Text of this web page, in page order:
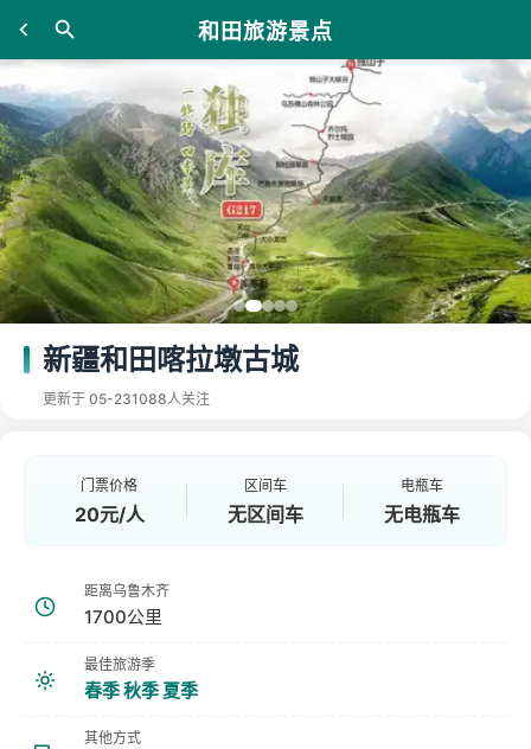
和田旅游景点
新疆和田喀拉墩古城
更新于 05-231088人关注
门票价格
20元/人
区间车
无区间车
电瓶车
无电瓶车
距离乌鲁木齐
1700公里
最佳旅游季
春季 秋季 夏季
其他方式